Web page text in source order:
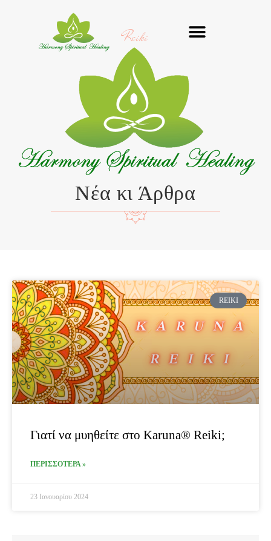
Reiki
Νέα κι Άρθρα
REIKI
Γιατί να μυηθείτε στο Karuna® Reiki;
ΠΕΡΙΣΣΟΤΕΡΑ »
23 Ιανουαρίου 2024